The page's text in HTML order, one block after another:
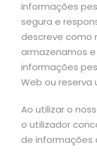
informações
segura e
descreve como
armazenamos
informações
Web ou reserva
Ao utilizar o
o utilizador
de informações